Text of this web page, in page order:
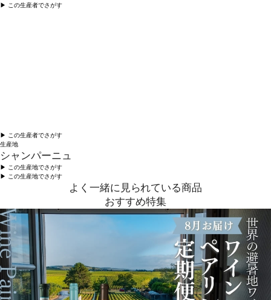
▶︎ この生産者でさがす
▶︎ この生産者でさがす
生産地
シャンパーニュ
▶︎ この生産地でさがす
▶︎ この生産地でさがす
よく一緒に見られている商品
おすすめ特集